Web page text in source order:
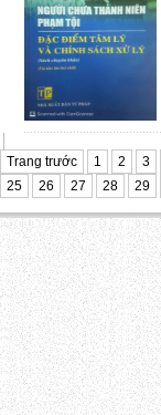
Trang trước 1 2 3
25
26 27 28 29